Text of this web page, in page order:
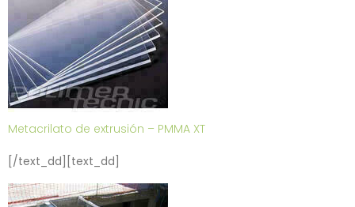
Metacrilato de extrusión – PMMA XT
[/text_dd][text_dd]